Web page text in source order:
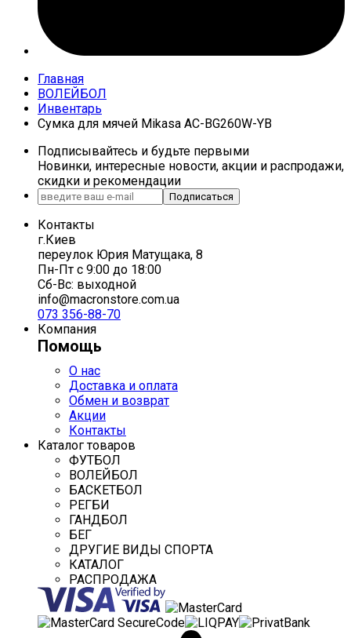
Главная
ВОЛЕЙБОЛ
Инвентарь
Сумка для мячей Mikasa AC-BG260W-YB
Подписывайтесь и будьте первыми
Новинки, интересные новости, акции и распродажи,
скидки и рекомендации
Подписаться
Контакты
г.Киев
переулок Юрия Матущака, 8
Пн-Пт с 9:00 до 18:00
Сб-Вс: выходной
info@macronstore.com.ua
073 356-88-70
Компания
Помощь
О нас
Доставка и оплата
Обмен и возврат
Акции
Контакты
Каталог товаров
ФУТБОЛ
ВОЛЕЙБОЛ
БАСКЕТБОЛ
РЕГБИ
ГАНДБОЛ
БЕГ
ДРУГИЕ ВИДЫ СПОРТА
КАТАЛОГ
РАСПРОДАЖА